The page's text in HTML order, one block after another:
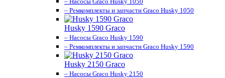
– Ремкомплекты и запчасти Graco Husky 1050
Husky 1590 Graco
– Насосы Graco Husky 1590
– Ремкомплекты и запчасти Graco Husky 1590
Husky 2150 Graco
– Насосы Graco Husky 2150